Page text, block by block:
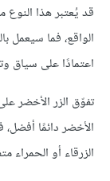
قد يُعتبر هذا النوع
الواقع، فما سيعمل
اعتمادًا على سياق
تفوّق الزر الأخضر
الأخضر دائمًا أفضل،
الزرقاء أو الحمراء